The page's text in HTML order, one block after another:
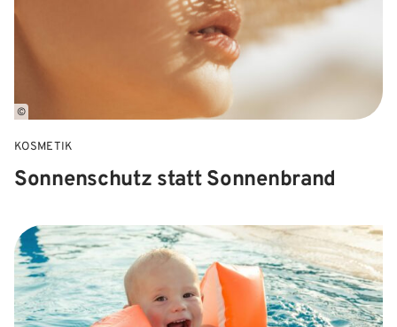
©
KOSMETIK
Sonnenschutz statt Sonnenbrand